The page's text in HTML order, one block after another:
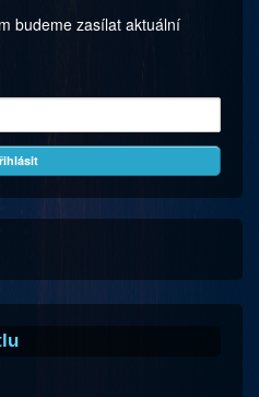
budeme zasílat aktuální